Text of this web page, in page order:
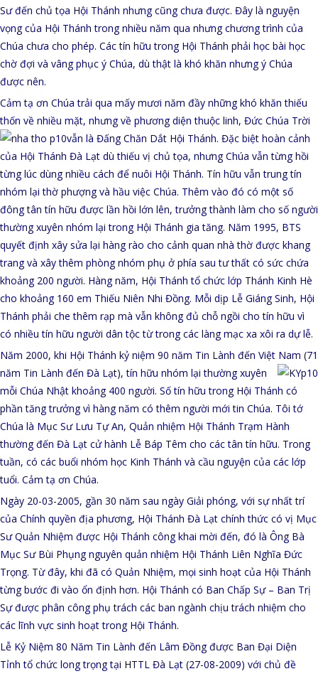
Sư đến chủ tọa Hội Thánh nhưng cũng chưa được. Đây là nguyện
vọng của Hội Thánh trong nhiều năm qua nhưng chương trình của
Chúa chưa cho phép. Các tín hữu trong Hội Thánh phải học bài học
chờ đợi và vâng phục ý Chúa, dù thật là khó khăn nhưng ý Chúa
được nên.
Cảm tạ ơn Chúa trải qua mấy mươi năm đầy những khó khăn thiếu
thốn về nhiều mặt, nhưng về phương diện thuộc linh, Đức Chúa Trời
vẫn là Đấng Chăn Dắt Hội Thánh. Đặc biệt hoàn cảnh
của Hội Thánh Đà Lạt dù thiếu vị chủ tọa, nhưng Chúa vẫn từng hồi
từng lúc dùng nhiều cách để nuôi Hội Thánh. Tín hữu vẫn trung tín
nhóm lại thờ phượng và hầu việc Chúa. Thêm vào đó có một số
đông tân tín hữu được lần hồi lớn lên, trưởng thành làm cho số người
thường xuyên nhóm lại trong Hội Thánh gia tăng. Năm 1995, BTS
quyết định xây sửa lại hàng rào cho cảnh quan nhà thờ được khang
trang và xây thêm phòng nhóm phụ ở phía sau tư thất có sức chứa
khoảng 200 người. Hàng năm, Hội Thánh tổ chức lớp Thánh Kinh Hè
cho khoảng 160 em Thiếu Niên Nhi Đồng. Mỗi dịp Lễ Giáng Sinh, Hội
Thánh phải che thêm rạp mà vẫn không đủ chỗ ngồi cho tín hữu vì
có nhiều tín hữu người dân tộc từ trong các làng mạc xa xôi ra dự lễ.
Năm 2000, khi Hội Thánh kỷ niệm 90 năm Tin Lành đến Việt Nam (71
năm Tin Lành đến Đà Lạt), tín hữu nhóm lại thường xuyên
mỗi Chúa Nhật khoảng 400 người. Số tín hữu trong Hội Thánh có
phần tăng trưởng vì hàng năm có thêm người mới tin Chúa. Tôi tớ
Chúa là Mục Sư Lưu Tự An, Quản nhiệm Hội Thánh Trạm Hành
thường đến Đà Lạt cử hành Lễ Báp Têm cho các tân tín hữu. Trong
tuần, có các buổi nhóm học Kinh Thánh và cầu nguyện của các lớp
tuổi. Cảm tạ ơn Chúa.
Ngày 20-03-2005, gần 30 năm sau ngày Giải phóng, với sự nhất trí
của Chính quyền địa phương, Hội Thánh Đà Lạt chính thức có vị Mục
Sư Quản Nhiệm được Hội Thánh công khai mời đến, đó là Ông Bà
Mục Sư Bùi Phụng nguyên quản nhiệm Hội Thánh Liên Nghĩa Đức
Trọng. Từ đây, khi đã có Quản Nhiệm, mọi sinh hoạt của Hội Thánh
từng bước đi vào ổn định hơn. Hội Thánh có Ban Chấp Sự – Ban Trị
Sự được phân công phụ trách các ban ngành chịu trách nhiệm cho
các lĩnh vực sinh hoạt trong Hội Thánh.
Lễ Kỷ Niệm 80 Năm Tin Lành đến Lâm Đồng được Ban Đại Diện
Tỉnh tổ chức long trọng tại HTTL Đà Lạt (27-08-2009) với chủ đề